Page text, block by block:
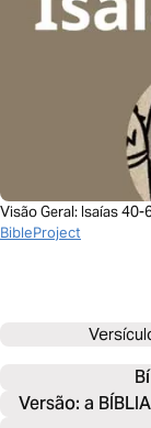
Visão Geral: Isaías 40-
BibleProject
Versão: a